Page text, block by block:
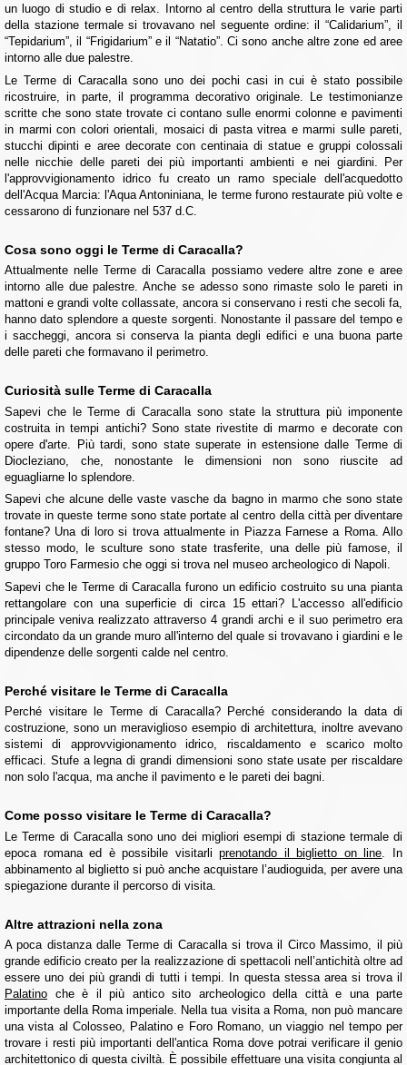
un luogo di studio e di relax. Intorno al centro della struttura le varie parti
della stazione termale si trovavano nel seguente ordine: il “Calidarium”, il
“Tepidarium”, il “Frigidarium” e il “Natatio”. Ci sono anche altre zone ed aree
intorno alle due palestre.
Le Terme di Caracalla sono uno dei pochi casi in cui è stato possibile
ricostruire, in parte, il programma decorativo originale. Le testimonianze
scritte che sono state trovate ci contano sulle enormi colonne e pavimenti
in marmi con colori orientali, mosaici di pasta vitrea e marmi sulle pareti,
stucchi dipinti e aree decorate con centinaia di statue e gruppi colossali
nelle nicchie delle pareti dei più importanti ambienti e nei giardini. Per
l'approvvigionamento idrico fu creato un ramo speciale dell'acquedotto
dell'Acqua Marcia: l'Aqua Antoniniana, le terme furono restaurate più volte e
cessarono di funzionare nel 537 d.C.
Cosa sono oggi le Terme di Caracalla?
Attualmente nelle Terme di Caracalla possiamo vedere altre zone e aree
intorno alle due palestre. Anche se adesso sono rimaste solo le pareti in
mattoni e grandi volte collassate, ancora si conservano i resti che secoli fa,
hanno dato splendore a queste sorgenti. Nonostante il passare del tempo e
i saccheggi, ancora si conserva la pianta degli edifici e una buona parte
delle pareti che formavano il perimetro.
Curiosità sulle Terme di Caracalla
Sapevi che le Terme di Caracalla sono state la struttura più imponente
costruita in tempi antichi? Sono state rivestite di marmo e decorate con
opere d'arte. Più tardi, sono state superate in estensione dalle Terme di
Diocleziano, che, nonostante le dimensioni non sono riuscite ad
eguagliarne lo splendore.
Sapevi che alcune delle vaste vasche da bagno in marmo che sono state
trovate in queste terme sono state portate al centro della città per diventare
fontane? Una di loro si trova attualmente in Piazza Farnese a Roma. Allo
stesso modo, le sculture sono state trasferite, una delle più famose, il
gruppo Toro Farmesio che oggi si trova nel museo archeologico di Napoli.
Sapevi che le Terme di Caracalla furono un edificio costruito su una pianta
rettangolare con una superficie di circa 15 ettari? L'accesso all'edificio
principale veniva realizzato attraverso 4 grandi archi e il suo perimetro era
circondato da un grande muro all'interno del quale si trovavano i giardini e le
dipendenze delle sorgenti calde nel centro.
Perché visitare le Terme di Caracalla
Perché visitare le Terme di Caracalla? Perché considerando la data di
costruzione, sono un meraviglioso esempio di architettura, inoltre avevano
sistemi di approvvigionamento idrico, riscaldamento e scarico molto
efficaci. Stufe a legna di grandi dimensioni sono state usate per riscaldare
non solo l'acqua, ma anche il pavimento e le pareti dei bagni.
Come posso visitare le Terme di Caracalla?
Le Terme di Caracalla sono uno dei migliori esempi di stazione termale di
epoca romana ed è possibile visitarliprenotando il biglietto on line . In
abbinamento al biglietto si può anche acquistare l’audioguida, per avere una
spiegazione durante il percorso di visita.
Altre attrazioni nella zona
A poca distanza dalle Terme di Caracalla si trova il Circo Massimo, il più
grande edificio creato per la realizzazione di spettacoli nell’antichità oltre ad
essere uno dei più grandi di tutti i tempi. In questa stessa area si trova il
Palatino che è il più antico sito archeologico della città e una parte
importante della Roma imperiale. Nella tua visita a Roma, non può mancare
una vista al Colosseo, Palatino e Foro Romano, un viaggio nel tempo per
trovare i resti più importanti dell'antica Roma dove potrai verificare il genio
architettonico di questa civiltà. È possibile effettuare una visita congiunta al